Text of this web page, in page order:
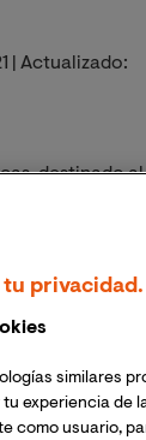
Actualizado:
destinado
y Tecnología
un
Argentina,
de
tu privacidad.
similares
experiencia de
como usuario,